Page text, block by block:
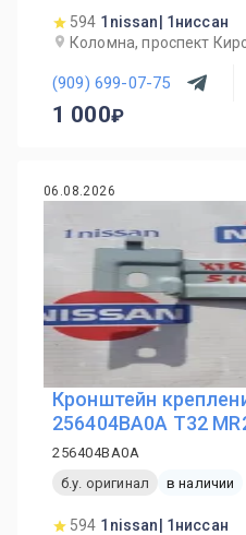
594 1nissan| 1ниссан
Коломна, проспект
(909) 699-07-75
1 000
06.08.2026
Кронштейн
256404BA0A T32
256404BA0A
б.у. оригинал
в наличии
594 1nissan| 1ниссан